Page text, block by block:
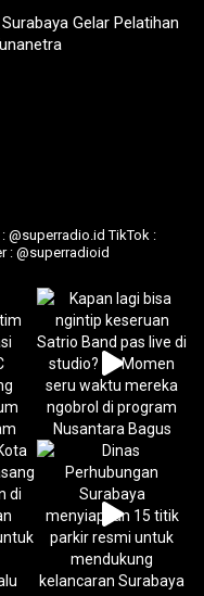
Gelar Pelatihan
@superradio.id TikTok :
: @superradioid